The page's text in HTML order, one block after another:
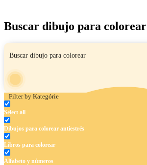
Buscar dibujo para colorear
Filter by Kategórie
Select all
Dibujos para colorear antiestrés
Libros para colorear
Alfabeto y números